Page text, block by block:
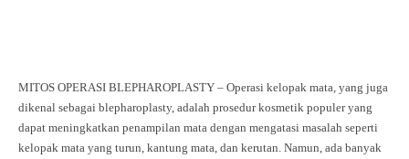
MITOS OPERASI BLEPHAROPLASTY – Operasi kelopak mata, yang juga
dikenal sebagai blepharoplasty, adalah prosedur kosmetik populer yang
dapat meningkatkan penampilan mata dengan mengatasi masalah seperti
kelopak mata yang turun, kantung mata, dan kerutan. Namun, ada banyak